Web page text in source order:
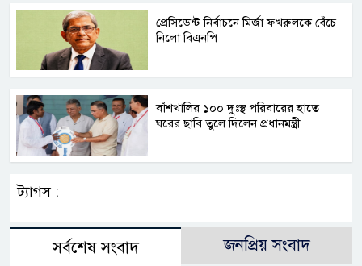
প্রেসিডেন্ট নির্বাচনে মির্জা ফখরুলকে বেঁচে
নিলো বিএনপি
বাঁশখালির ১০০ দুঃস্থ পরিবারের হাতে
ঘরের ছাবি তুলে দিলেন প্রধানমন্ত্রী
ট্যাগস :
সর্বশেষ সংবাদ জনপ্রিয় সংবাদ